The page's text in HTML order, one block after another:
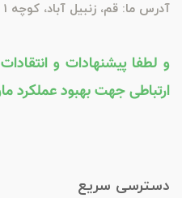
آدرس ما: قم، زنبیل آباد، کوچه 1
و لطفا پیشنهادات و
ارتباطی جهت بهبود عملکرد
دسترسی سریع